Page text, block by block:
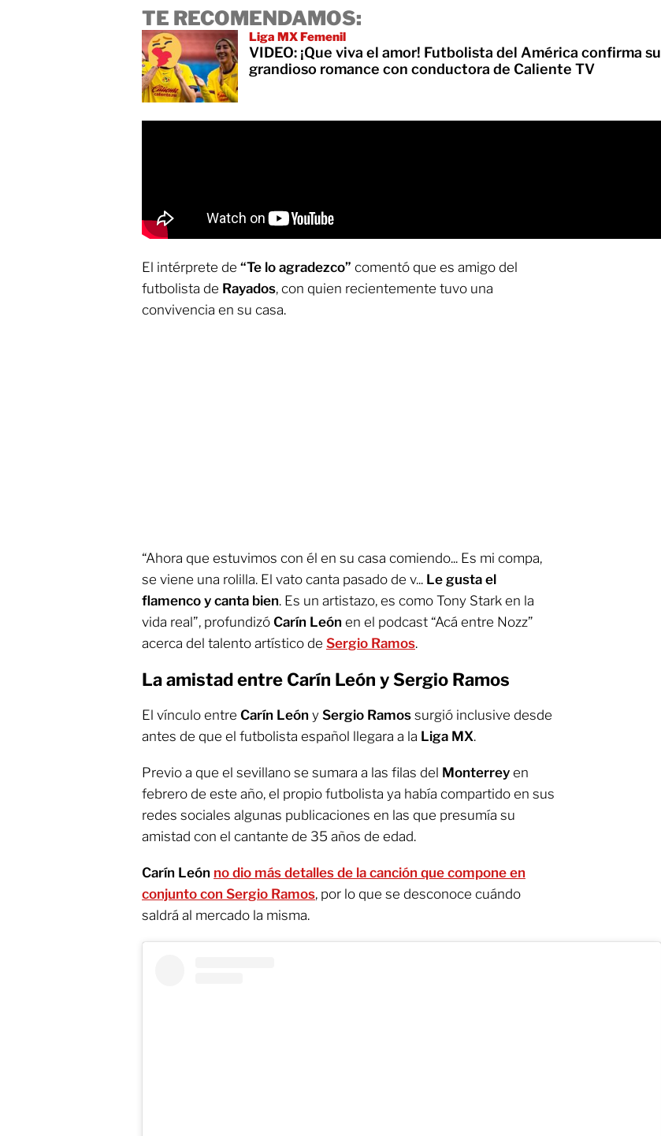
TE RECOMENDAMOS:
Liga MX Femenil
VIDEO: ¡Que viva el amor! Futbolista del América confirma su
grandioso romance con conductora de Caliente TV
El intérprete de “Te lo agradezco” comentó que es amigo del
futbolista de Rayados, con quien recientemente tuvo una
convivencia en su casa.
“Ahora que estuvimos con él en su casa comiendo... Es mi compa,
se viene una rolilla. El vato canta pasado de v... Le gusta el
flamenco y canta bien. Es un artistazo, es como Tony Stark en la
vida real”, profundizó Carín León en el podcast “Acá entre Nozz”
acerca del talento artístico de Sergio Ramos.
La amistad entre Carín León y Sergio Ramos
El vínculo entre Carín León y Sergio Ramos surgió inclusive desde
antes de que el futbolista español llegara a la Liga MX.
Previo a que el sevillano se sumara a las filas del Monterrey en
febrero de este año, el propio futbolista ya había compartido en sus
redes sociales algunas publicaciones en las que presumía su
amistad con el cantante de 35 años de edad.
Carín León no dio más detalles de la canción que compone en
conjunto con Sergio Ramos, por lo que se desconoce cuándo
saldrá al mercado la misma.